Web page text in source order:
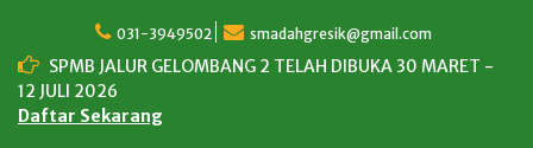
content
031-3949502 smadahgresik@gmail.com
SPMB JALUR GELOMBANG 2 TELAH DIBUKA 30 MARET -
12 JULI 2026
Daftar Sekarang